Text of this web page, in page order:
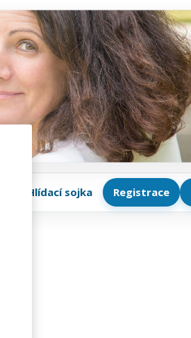
Hlídací sojka Registrace